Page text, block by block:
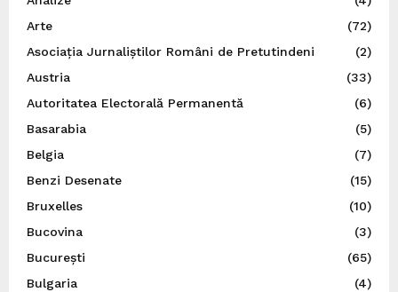
Arte
(72)
Asociația Jurnaliștilor Români de Pretutindeni
(2)
Austria
(33)
Autoritatea Electorală Permanentă
(6)
Basarabia
(5)
Belgia
(7)
Benzi Desenate
(15)
Bruxelles
(10)
Bucovina
(3)
București
(65)
Bulgaria
(4)